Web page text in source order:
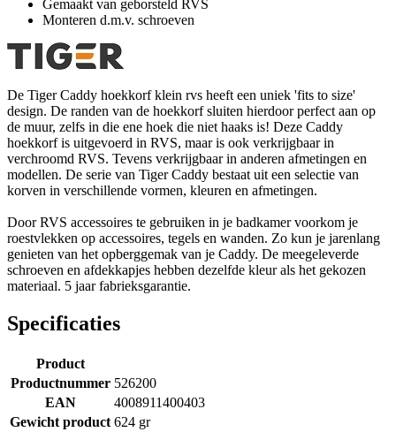
Gemaakt van geborsteld RVS
Monteren d.m.v. schroeven
De Tiger Caddy hoekkorf klein rvs heeft een uniek 'fits to size'
design. De randen van de hoekkorf sluiten hierdoor perfect aan op
de muur, zelfs in die ene hoek die niet haaks is! Deze Caddy
hoekkorf is uitgevoerd in RVS, maar is ook verkrijgbaar in
verchroomd RVS. Tevens verkrijgbaar in anderen afmetingen en
modellen. De serie van Tiger Caddy bestaat uit een selectie van
korven in verschillende vormen, kleuren en afmetingen.
Door RVS accessoires te gebruiken in je badkamer voorkom je
roestvlekken op accessoires, tegels en wanden. Zo kun je jarenlang
genieten van het opberggemak van je Caddy. De meegeleverde
schroeven en afdekkapjes hebben dezelfde kleur als het gekozen
materiaal. 5 jaar fabrieksgarantie.
Specificaties
Product
Productnummer 526200
EAN
4008911400403
Gewicht product 624 gr